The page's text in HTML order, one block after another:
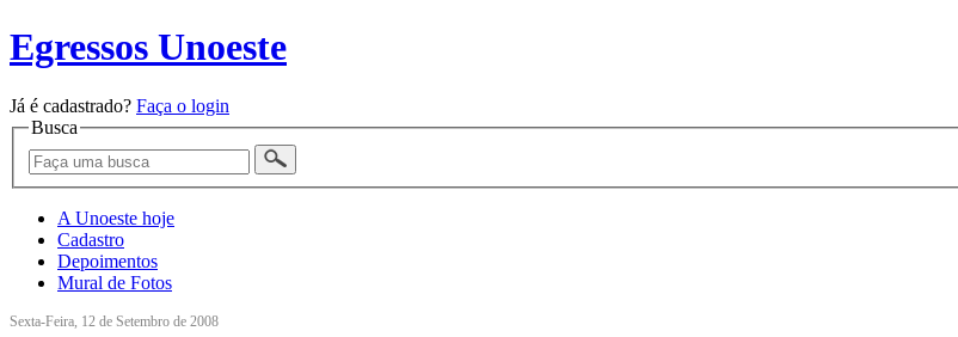
Egressos Unoeste
Já é cadastrado? Faça o login
Busca
A Unoeste hoje
Cadastro
Depoimentos
Mural de Fotos
Sexta-Feira, 12 de Setembro de 2008